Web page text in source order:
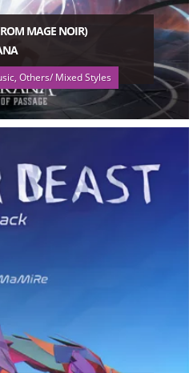
MAGE NOIR)
Others/ Mixed Styles